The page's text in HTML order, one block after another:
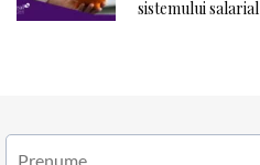
sistemului salarial